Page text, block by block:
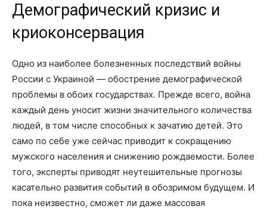
Демографический кризис и
криоконсервация
Одно из наиболее болезненных последствий войны
России с Украиной — обострение демографической
проблемы в обоих государствах. Прежде всего, война
каждый день уносит жизни значительного количества
людей, в том числе способных к зачатию детей. Это
само по себе уже сейчас приводит к сокращению
мужского населения и снижению рождаемости. Более
того, эксперты приводят неутешительные прогнозы
касательно развития событий в обозримом будущем. И
пока неизвестно, сможет ли даже массовая